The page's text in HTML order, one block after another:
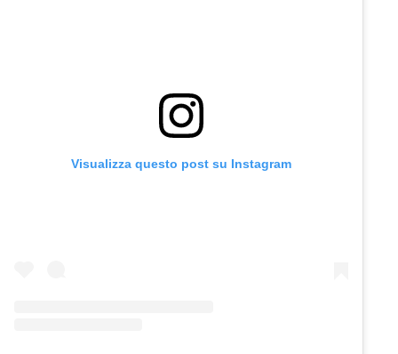
Visualizza questo post su Instagram